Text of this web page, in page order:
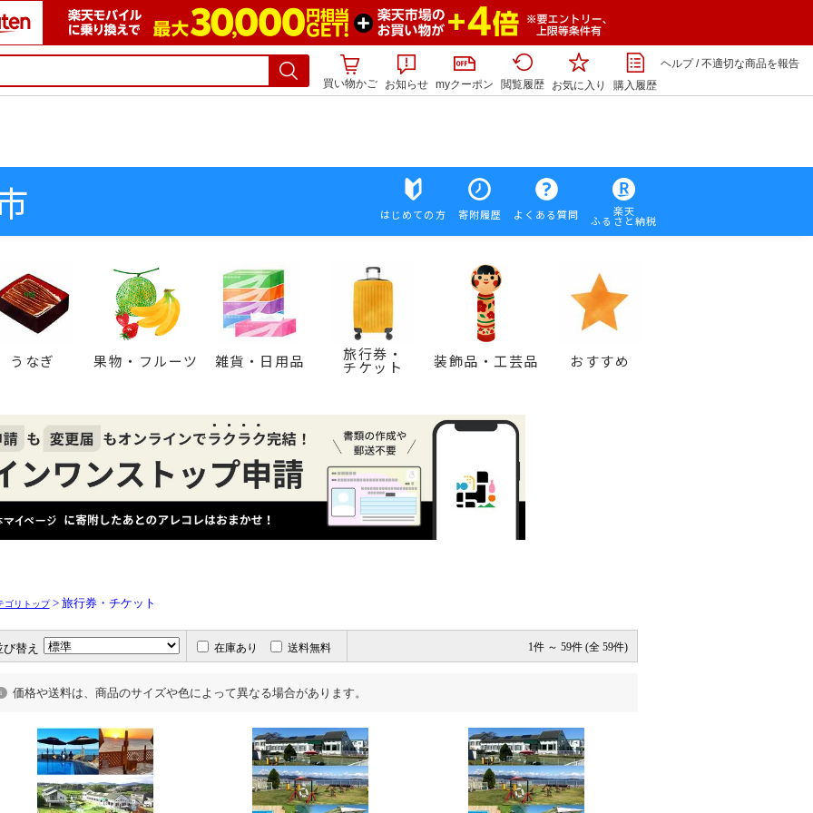
買い物かご お知らせ myクーポン 閲覧履歴 お気に入り 購入履歴
ヘルプ/不適切な商品を報告
ゴリトップ> 旅行券・チケット
び替え 在庫あり 送料無料 1件 ～ 59件 (全 59件)
価格や送料は、商品のサイズや色によって異なる場合があります。